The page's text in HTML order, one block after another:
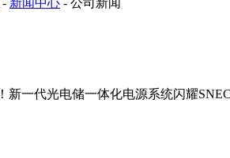
- 新闻中心 - 公司新闻
新一代光电储一体化电源系统闪耀